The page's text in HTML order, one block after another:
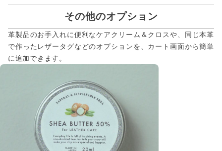
その他のオプション
革製品のお手入れに便利なケアクリーム＆クロスや、同じ本革
で作ったレザータグなどのオプションを、カート画面から簡単
に追加できます。